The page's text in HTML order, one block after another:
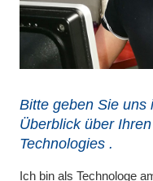
Bitte geben Sie uns
Überblick über
Technologies .
Ich bin als Technologe